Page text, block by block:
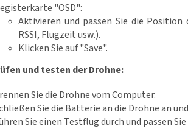
"OSD":
Aktivieren und passen Sie die
RSSI, Flugzeit usw.).
Klicken Sie auf "Save".
und testen der Drohne:
Sie die Drohne vom Computer.
Sie die Batterie an die Drohne an
Sie einen Testflug durch und passen